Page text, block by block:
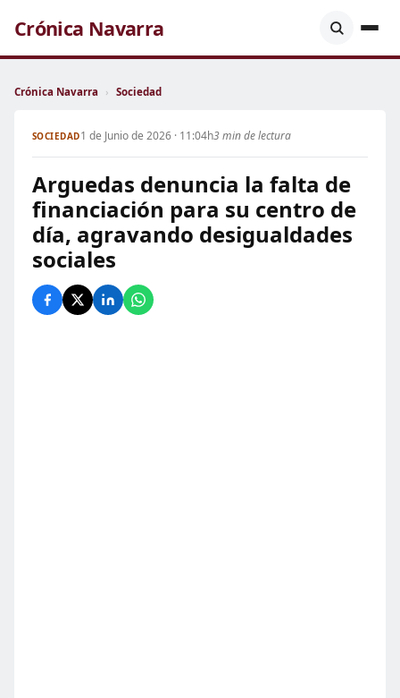
Crónica Navarra
Crónica Navarra › Sociedad
SOCIEDAD1 de Junio de 2026 · 11:04h3 min de lectura
Arguedas denuncia la falta de
financiación para su centro de
día, agravando desigualdades
sociales